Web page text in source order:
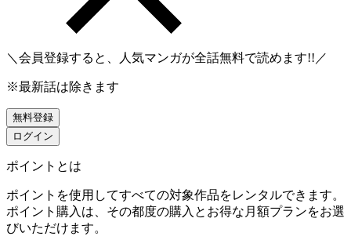
＼会員登録すると、人気マンガが全話無料で読めます!!／
※最新話は除きます
無料登録
ログイン
ポイントとは
ポイントを使用してすべての対象作品をレンタルできます。
ポイント購入は、その都度の購入とお得な月額プランをお選
びいただけます。